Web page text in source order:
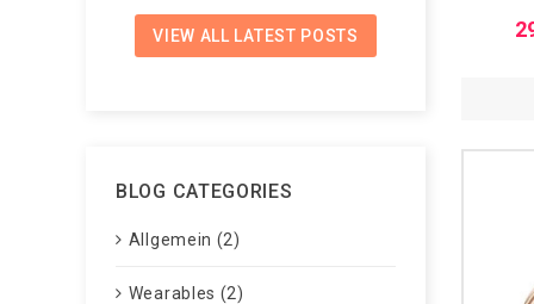
VIEW ALL LATEST POSTS
BLOG CATEGORIES
Allgemein (2)
Wearables (2)